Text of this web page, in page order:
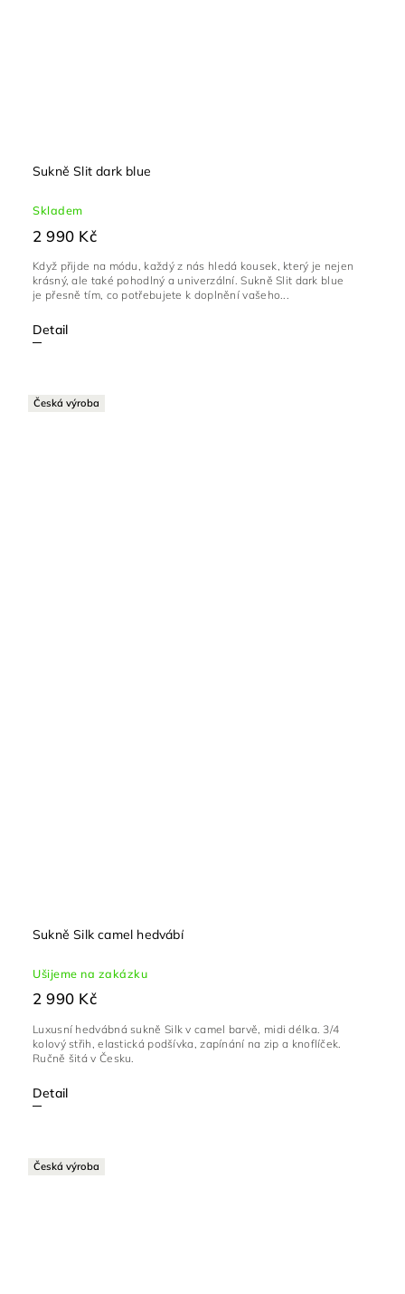
Sukně Slit dark blue
Skladem
2 990 Kč
Detail
Když přijde na módu, každý z nás hledá kousek, který je nejen
krásný, ale také pohodlný a univerzální. Sukně Slit dark blue
je přesně tím, co potřebujete k doplnění vašeho...
Česká výroba
Sukně Silk camel hedvábí
Ušijeme na zakázku
2 990 Kč
Detail
Luxusní hedvábná sukně Silk v camel barvě, midi délka. 3/4
kolový střih, elastická podšívka, zapínání na zip a knoflíček.
Ručně šitá v Česku.
Česká výroba